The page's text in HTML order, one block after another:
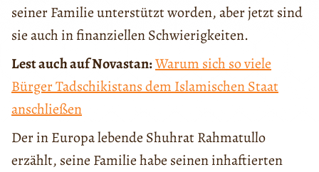
seiner Familie unterstützt worden, aber jetzt sind
sie auch in finanziellen Schwierigkeiten.
Lest auch auf Novastan:Warum sich so viele
Bürger Tadschikistans dem Islamischen Staat
anschließen
Der in Europa lebende Shuhrat Rahmatullo
erzählt, seine Familie habe seinen inhaftierten